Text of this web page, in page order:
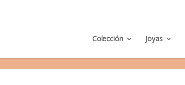
Colección Joyas